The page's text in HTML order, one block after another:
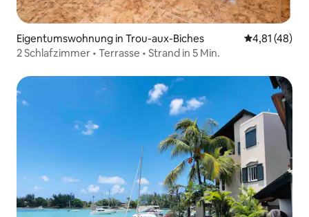
Eigentumswohnung in Trou-aux-Biches
4,81 (48)
2 Schlafzimmer • Terrasse • Strand in 5 Min.